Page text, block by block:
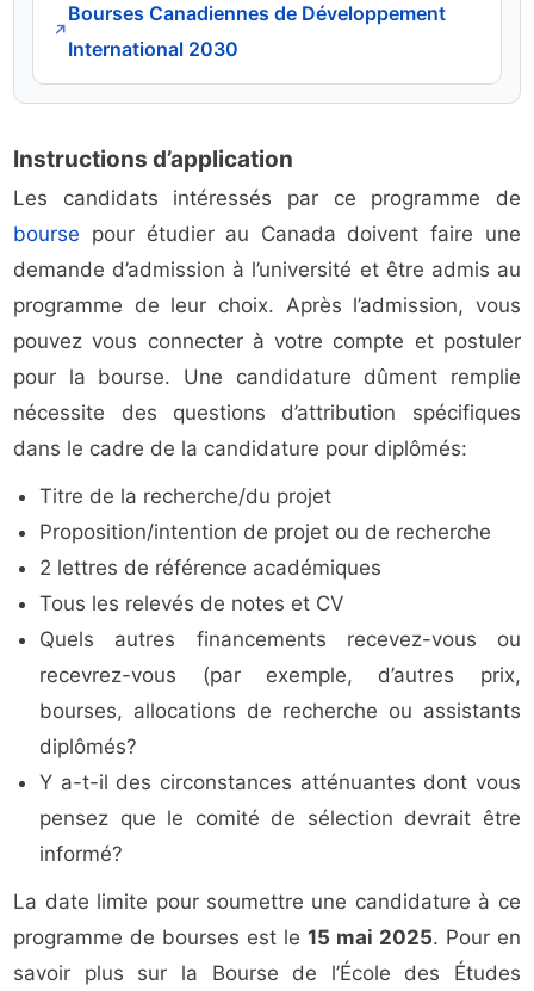
↗
Bourses Canadiennes de Développement
International 2030
Instructions d’application
Les candidats intéressés par ce programme de
bourse pour étudier au Canada doivent faire une
demande d’admission à l’université et être admis au
programme de leur choix. Après l’admission, vous
pouvez vous connecter à votre compte et postuler
pour la bourse. Une candidature dûment remplie
nécessite des questions d’attribution spécifiques
dans le cadre de la candidature pour diplômés:
Titre de la recherche/du projet
Proposition/intention de projet ou de recherche
2 lettres de référence académiques
Tous les relevés de notes et CV
Quels autres financements recevez-vous ou
recevrez-vous (par exemple, d’autres prix,
bourses, allocations de recherche ou assistants
diplômés?
Y a-t-il des circonstances atténuantes dont vous
pensez que le comité de sélection devrait être
informé?
La date limite pour soumettre une candidature à ce
programme de bourses est le 15 mai 2025. Pour en
savoir plus sur la Bourse de l’École des Études